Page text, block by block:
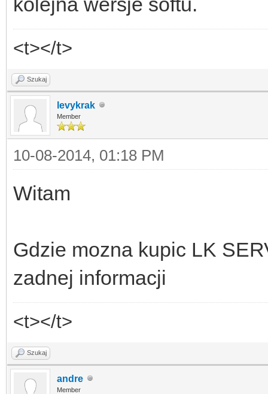
<t></t>
Szukaj
levykrak
Member
10-08-2014, 01:18 PM
Witam
Gdzie mozna kupic LK
zadnej informacji
<t></t>
Szukaj
andre
Member